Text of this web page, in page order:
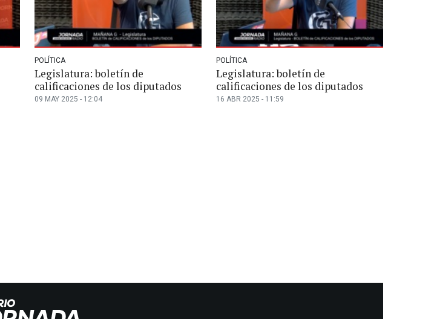
POLÍTICA
Legislatura: boletín de
calificaciones de los diputados
09 MAY 2025 - 12:04
POLÍTICA
Legislatura: boletín de
calificaciones de los diputados
16 ABR 2025 - 11:59